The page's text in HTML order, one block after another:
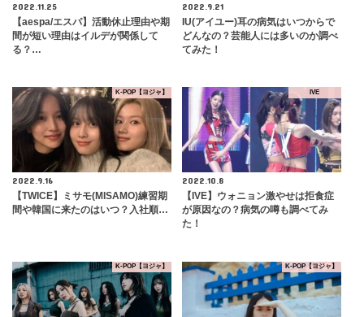
2022.11.25
【aespa/エスパ】活動休止理由や期
間が短い理由はイルデが関係して
る？…
2022.9.21
IU(アイユー)耳の病気はいつからで
どんなの？芸能人には多いのか調べ
てみた！
K-POP【ヨジャ】
2022.9.16
【TWICE】ミサモ(MISAMO)練習期
間や韓国に来たのはいつ？入社順…
IVE
2022.10.8
【IVE】ウォニョン激やせは拒食症
が原因なの？病気の噂も調べてみ
た！
K-POP【ヨジャ】 K-POP【ヨジャ】